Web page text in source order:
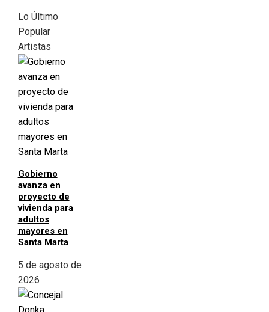
Lo Último
Popular
Artistas
Gobierno
avanza en
proyecto de
vivienda para
adultos
mayores en
Santa Marta
5 de agosto de
2026